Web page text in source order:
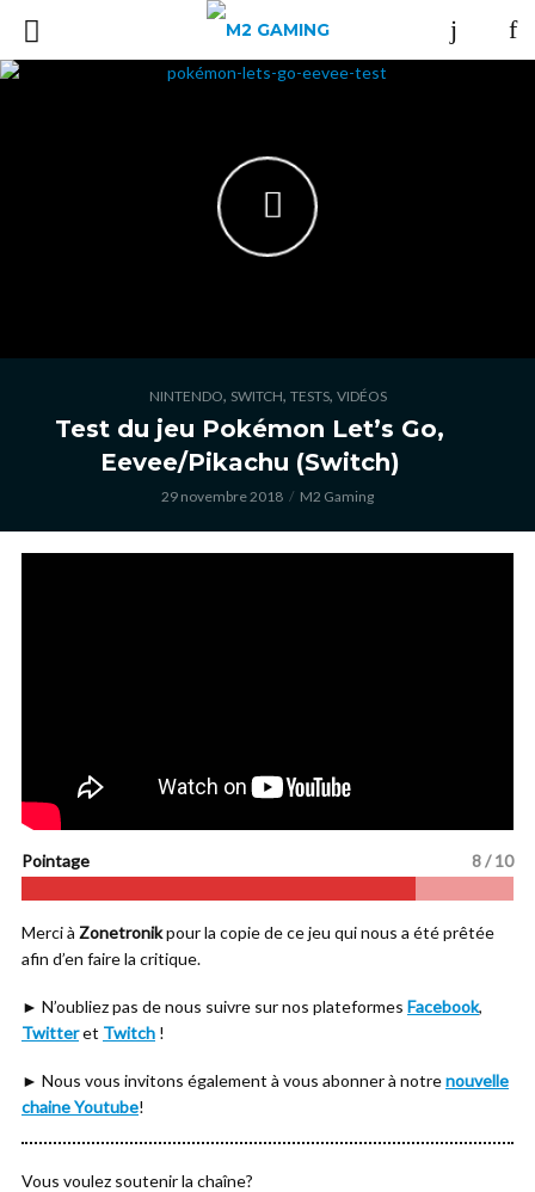
NINTENDO, SWITCH, TESTS, VIDÉOS
Test du jeu Pokémon Let’s Go,
Eevee/Pikachu (Switch)
29 novembre 2018 M2 Gaming
Pointage 8 / 10
Merci à Zonetronikpour la copie de ce jeu qui nous a été prêtée
afin d’en faire la critique.
► N’oubliez pas de nous suivre sur nos plateformes Facebook,
Twitteret Twitch !
► Nous vous invitons également à vous abonner à notrenouvelle
chaine Youtube!
Vous voulez soutenir la chaîne?